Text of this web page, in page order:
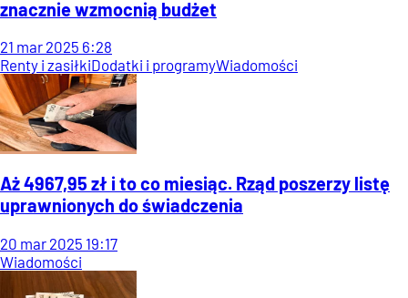
znacznie wzmocnią budżet
21 mar 2025 6:28
Renty i zasiłkiDodatki i programyWiadomości
Aż 4967,95 zł i to co miesiąc. Rząd poszerzy listę
uprawnionych do świadczenia
20 mar 2025 19:17
Wiadomości